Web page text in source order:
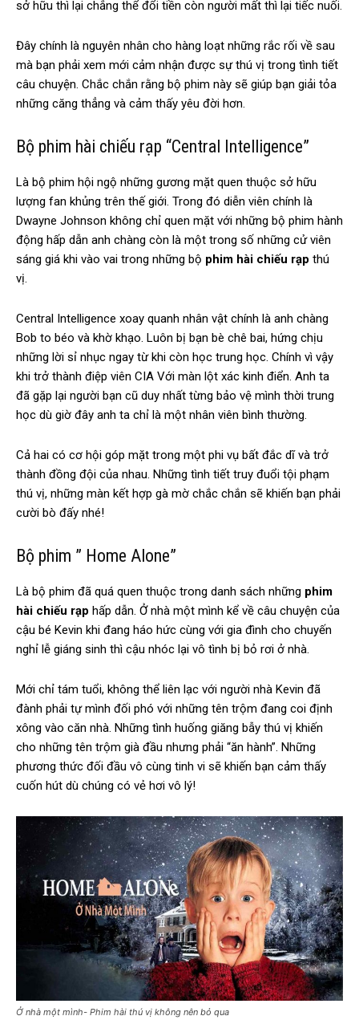
sở hữu thì lại chẳng thể đổi tiền còn người mất thì lại tiếc nuối.
Đây chính là nguyên nhân cho hàng loạt những rắc rối về sau
mà bạn phải xem mới cảm nhận được sự thú vị trong tình tiết
câu chuyện. Chắc chắn rằng bộ phim này sẽ giúp bạn giải tỏa
những căng thẳng và cảm thấy yêu đời hơn.
Bộ phim hài chiếu rạp “Central Intelligence”
Là bộ phim hội ngộ những gương mặt quen thuộc sở hữu
lượng fan khủng trên thế giới. Trong đó diễn viên chính là
Dwayne Johnson không chỉ quen mặt với những bộ phim hành
động hấp dẫn anh chàng còn là một trong số những cử viên
sáng giá khi vào vai trong những bộ phim hài chiếu rạp thú
vị.
Central Intelligence xoay quanh nhân vật chính là anh chàng
Bob to béo và khờ khạo. Luôn bị bạn bè chê bai, hứng chịu
những lời sỉ nhục ngay từ khi còn học trung học. Chính vì vậy
khi trở thành điệp viên CIA Với màn lột xác kinh điển. Anh ta
đã gặp lại người bạn cũ duy nhất từng bảo vệ mình thời trung
học dù giờ đây anh ta chỉ là một nhân viên bình thường.
Cả hai có cơ hội góp mặt trong một phi vụ bất đắc dĩ và trở
thành đồng đội của nhau. Những tình tiết truy đuổi tội phạm
thú vị, những màn kết hợp gà mờ chắc chắn sẽ khiến bạn phải
cười bò đấy nhé!
Bộ phim ” Home Alone”
Là bộ phim đã quá quen thuộc trong danh sách những phim
hài chiếu rạp hấp dẫn. Ở nhà một mình kể về câu chuyện của
cậu bé Kevin khi đang háo hức cùng với gia đình cho chuyến
nghỉ lễ giáng sinh thì cậu nhóc lại vô tình bị bỏ rơi ở nhà.
Mới chỉ tám tuổi, không thể liên lạc với người nhà Kevin đã
đành phải tự mình đối phó với những tên trộm đang coi định
xông vào căn nhà. Những tình huống giăng bẫy thú vị khiến
cho những tên trộm già đầu nhưng phải “ăn hành”. Những
phương thức đối đầu vô cùng tinh vi sẽ khiến bạn cảm thấy
cuốn hút dù chúng có vẻ hơi vô lý!
Ở nhà một mình- Phim hài thú vị không nên bỏ qua